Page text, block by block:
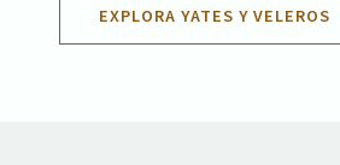
EXPLORA YATES Y VELEROS